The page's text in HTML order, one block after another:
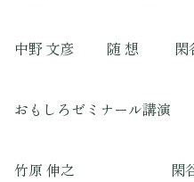
中野 文彦 随 想 閑谷
おもしろゼミナール講演
竹原 伸之 閑谷学校